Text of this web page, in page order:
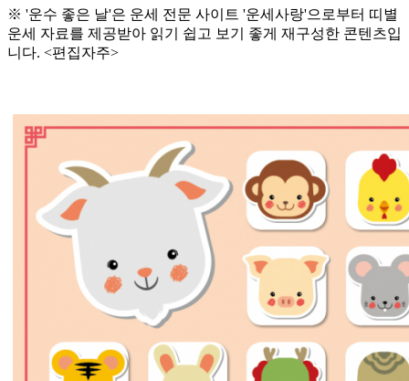
※ '운수 좋은 날'은 운세 전문 사이트 '운세사랑'으로부터 띠별
운세 자료를 제공받아 읽기 쉽고 보기 좋게 재구성한 콘텐츠입
니다. <편집자주>